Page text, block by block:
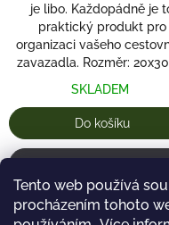
Tento web používá
procházením tohoto
je libo. Každopádně je
praktický produkt pro
organizaci vašeho
zavazadla. Rozměr:
SKLADEM
Do košíku